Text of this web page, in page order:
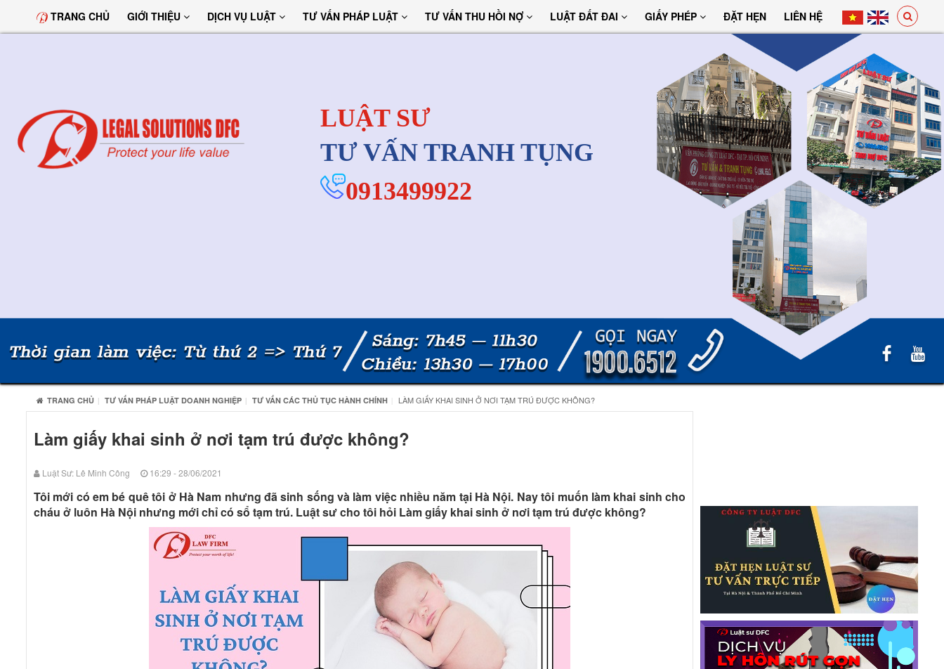
TRANG CHỦ GIỚI THIỆU DỊCH VỤ LUẬT TƯ VẤN PHÁP LUẬT TƯ VẤN THU HỒI NỢ LUẬT ĐẤT ĐAI GIẤY PHÉP ĐẶT HẸN LIÊN HỆ
LUẬT SƯ
TƯ VẤN TRANH TỤNG
0913499922
TRANG CHỦ TƯ VẤN PHÁP LUẬT DOANH NGHIỆP TƯ VẤN CÁC THỦ TỤC HÀNH CHÍNH LÀM GIẤY KHAI SINH Ở NƠI TẠM TRÚ ĐƯỢC KHÔNG?
Làm giấy khai sinh ở nơi tạm trú được không?
Luật Sư: Lê Minh Công 16:29 - 28/06/2021
Tôi mới có em bé quê tôi ở Hà Nam nhưng đã sinh sống và làm việc nhiều năm tại Hà Nội. Nay tôi muốn làm khai sinh cho
cháu ở luôn Hà Nội nhưng mới chỉ có sổ tạm trú. Luật sư cho tôi hỏi Làm giấy khai sinh ở nơi tạm trú được không?